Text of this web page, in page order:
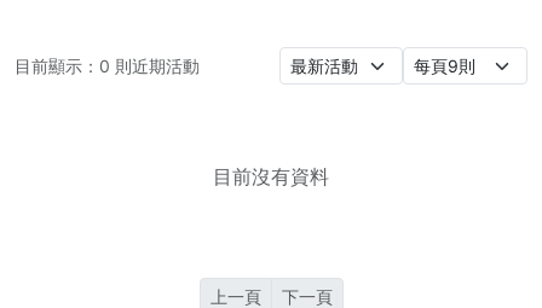
目前顯示： 0 則近期活動
目前沒有資料
上一頁 下一頁